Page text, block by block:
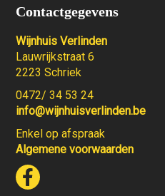
Contactgegevens
Wijnhuis Verlinden
Lauwrijkstraat 6
2223 Schriek
0472/ 34 53 24
info@wijnhuisverlinden.be
Enkel op afspraak
Algemene voorwaarden